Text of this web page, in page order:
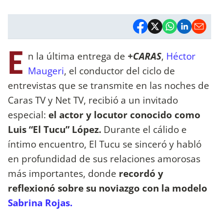
E n la última entrega de +CARAS, Héctor
Maugeri, el conductor del ciclo de
entrevistas que se transmite en las noches de
Caras TV y Net TV, recibió a un invitado
especial: el actor y locutor conocido como
Luis “El Tucu” López. Durante el cálido e
íntimo encuentro, El Tucu se sinceró y habló
en profundidad de sus relaciones amorosas
más importantes, donde recordó y
reflexionó sobre su noviazgo con la modelo
Sabrina Rojas.